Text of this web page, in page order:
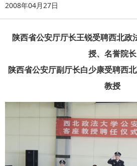
2008年04月27日
陕西省公安厅厅长王锐受聘西北政
授、名誉院长
陕西省公安厅副厅长白少康受聘西
教授